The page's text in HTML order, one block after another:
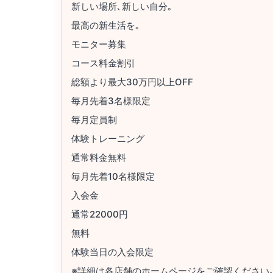
新しい場所､新しい自分｡
最高の新生活を｡
モニター募集
コース料金割引
総額より最大30万円以上OFF
毎月先着3名様限定
毎月定員制
体験トレーニング
通常料金無料
毎月先着10名様限定
入会金
通常22000円
無料
体験当日の入会限定